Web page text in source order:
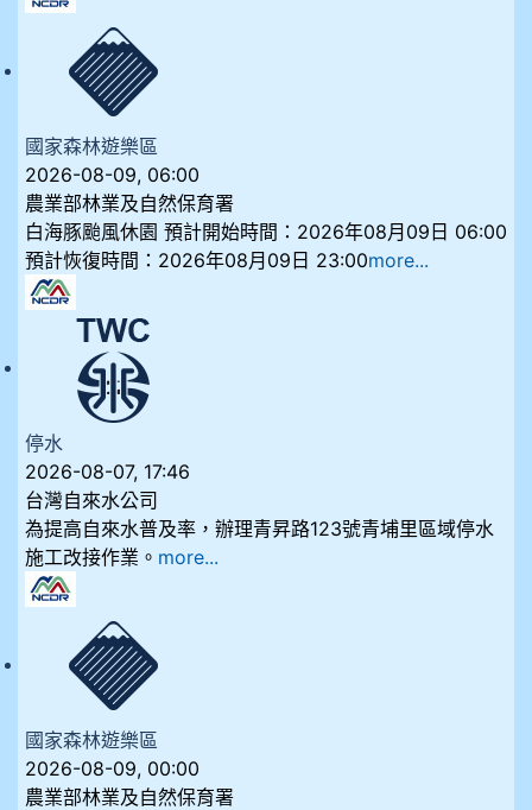
國家森林遊樂區
2026-08-09, 06:00
農業部林業及自然保育署
白海豚颱風休園 預計開始時間：2026年08月09日 06:00
預計恢復時間：2026年08月09日 23:00more...
停水
2026-08-07, 17:46
台灣自來水公司
為提高自來水普及率，辦理青昇路123號青埔里區域停水
施工改接作業。 more...
國家森林遊樂區
2026-08-09, 00:00
農業部林業及自然保育署